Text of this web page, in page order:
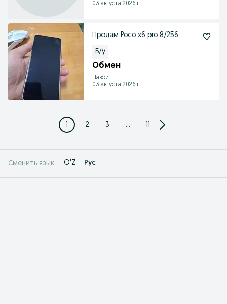
03 августа 2026 г.
Продам Poco x6 pro 8/256
Б/у
Обмен
Навои
03 августа 2026 г.
1 2 3 ... 11
Сменить язык: O'Z Рус